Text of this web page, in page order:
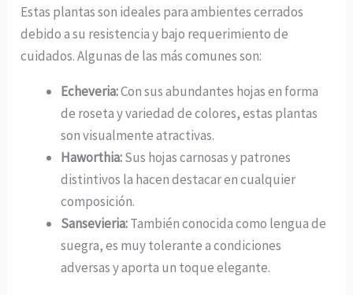
Estas plantas son ideales para ambientes cerrados
debido a su resistencia y bajo requerimiento de
cuidados. Algunas de las más comunes son:
Echeveria:Con sus abundantes hojas en forma
de roseta y variedad de colores, estas plantas
son visualmente atractivas.
Haworthia:Sus hojas carnosas y patrones
distintivos la hacen destacar en cualquier
composición.
Sansevieria:También conocida como lengua de
suegra, es muy tolerante a condiciones
adversas y aporta un toque elegante.